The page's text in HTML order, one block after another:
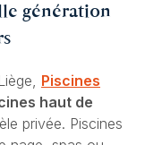
génération
Piscines
haut de
privée. Piscines